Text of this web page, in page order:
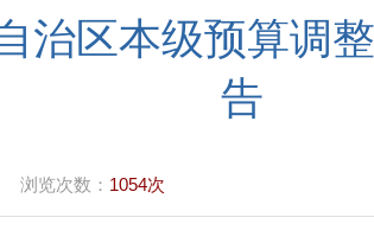
治区本级预算调
告
浏览次数： 1054次